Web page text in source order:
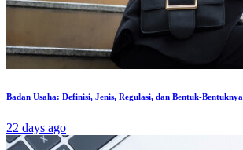
Badan Usaha: Definisi, Jenis, Regulasi, dan Bentuk-Bentuknya
22 days ago